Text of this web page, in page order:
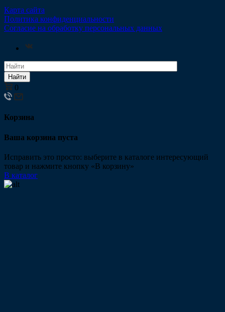
Карта сайта
Политика конфиденциальности
Согласие на обработку персональных данных
Найти
0
Корзина
Ваша корзина пуста
Исправить это просто: выберите в каталоге интересующий
товар и нажмите кнопку «В корзину»
В каталог